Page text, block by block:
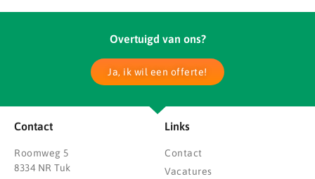
Overtuigd van ons?
Ja, ik wil een offerte!
Contact
Roomweg 5
8334 NR Tuk
Links
Contact
Vacatures